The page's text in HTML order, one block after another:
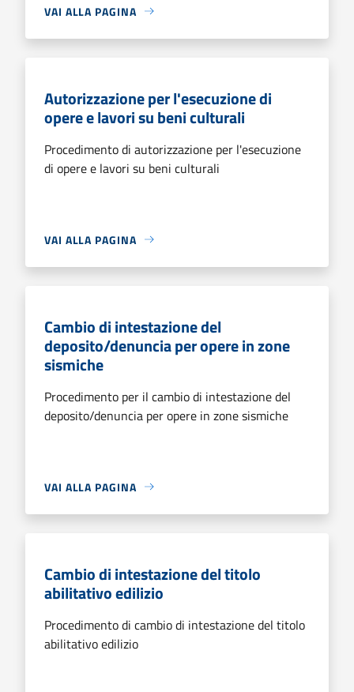
VAI ALLA PAGINA
Autorizzazione per l'esecuzione di
opere e lavori su beni culturali
Procedimento di autorizzazione per l'esecuzione
di opere e lavori su beni culturali
VAI ALLA PAGINA
Cambio di intestazione del
deposito/denuncia per opere in zone
sismiche
Procedimento per il cambio di intestazione del
deposito/denuncia per opere in zone sismiche
VAI ALLA PAGINA
Cambio di intestazione del titolo
abilitativo edilizio
Procedimento di cambio di intestazione del titolo
abilitativo edilizio